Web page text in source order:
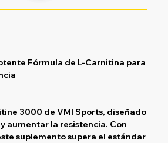
Fórmula de L-Carnitina para
3000 de VMI Sports, diseñado
aumentar la resistencia. Con
suplemento supera el estándar